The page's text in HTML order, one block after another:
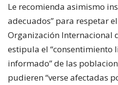
Le recomienda asimismo
adecuados” para respetar
Organización Internacional
estipula el “consentimiento
informado” de las
pudieren “verse afectadas